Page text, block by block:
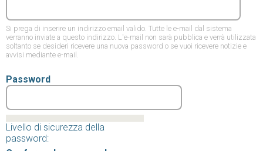
Si prega di inserire un indirizzo email valido. Tutte le e-mail dal sistema
verranno inviate a questo indirizzo. L'e-mail non sarà pubblica e verrà utilizzata
soltanto se desideri ricevere una nuova password o se vuoi ricevere notizie e
avvisi mediante e-mail.
Password
Livello di sicurezza della
password: